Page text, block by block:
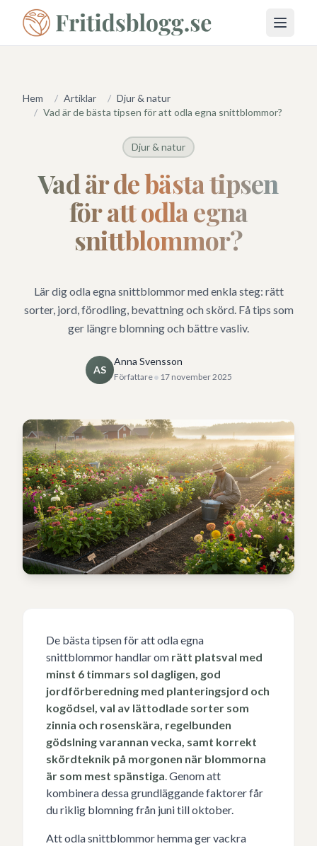
Öppna
Hem / Artiklar / Djur & natur
/ Vad är de bästa tipsen för att odla egna snittblommor?
Djur & natur
Vad är de bästa tipsen
för att odla egna
snittblommor?
Lär dig odla egna snittblommor med enkla steg: rätt
sorter, jord, förodling, bevattning och skörd. Få tips som
ger längre blomning och bättre vasliv.
AS
Anna Svensson
Författare• 17 november 2025
De bästa tipsen för att odla egna
snittblommor handlar om rätt platsval med
minst 6 timmars sol dagligen, god
jordförberedning med planteringsjord och
kogödsel, val av lättodlade sorter som
zinnia och rosenskära, regelbunden
gödslning varannan vecka, samt korrekt
skördteknik på morgonen när blommorna
är som mest spänstiga. Genom att
kombinera dessa grundläggande faktorer får
du riklig blomning från juni till oktober.
Att odla snittblommor hemma ger vackra